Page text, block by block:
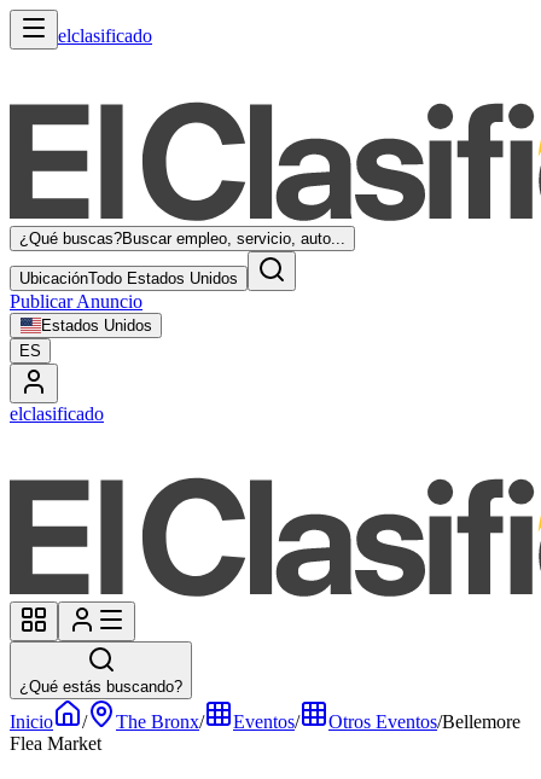
elclasificado
¿Qué buscas?Buscar empleo, servicio, auto...
UbicaciónTodo Estados Unidos
Publicar Anuncio
Estados Unidos
ES
elclasificado
¿Qué estás buscando?
Inicio / The Bronx/ Eventos/ Otros Eventos/Bellemore
Flea Market